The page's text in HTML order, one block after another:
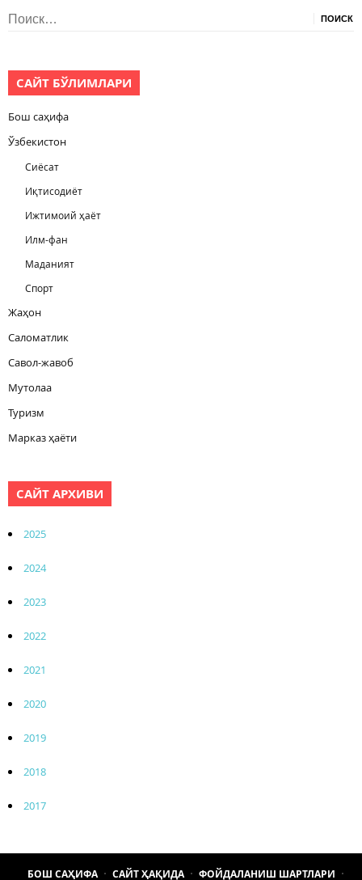
Найти:
САЙТ БЎЛИМЛАРИ
Бош саҳифа
Ўзбекистон
Сиёсат
Иқтисодиёт
Ижтимоий ҳаёт
Илм-фан
Маданият
Спорт
Жаҳон
Саломатлик
Савол-жавоб
Мутолаа
Туризм
Марказ ҳаёти
САЙТ АРХИВИ
2025
2024
2023
2022
2021
2020
2019
2018
2017
БОШ САҲИФА САЙТ ҲАҚИДА ФОЙДАЛАНИШ ШАРТЛАРИ